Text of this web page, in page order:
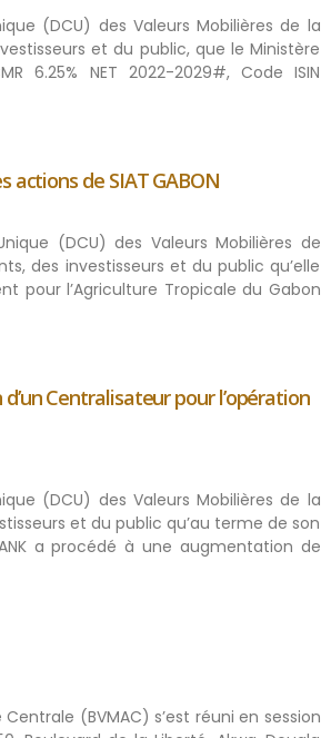
(DCU) des Valeurs Mobilières de la
et du public, que le Ministère
6.25% NET 2022-2029#, Code ISIN
actions de SIAT GABON
(DCU) des Valeurs Mobilières de
des investisseurs et du public qu’elle
pour l’Agriculture Tropicale du Gabon
Centralisateur pour l’opération
(DCU) des Valeurs Mobilières de la
et du public qu’au terme de son
a procédé à une augmentation de
(BVMAC) s’est réuni en session